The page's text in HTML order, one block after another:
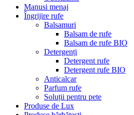
Manusi menaj
Îngrijire rufe
Balsamuri
Balsam de rufe
Balsam de rufe BIO
Detergenți
Detergent rufe
Detergent rufe BIO
Anticalcar
Parfum rufe
Soluții pentru pete
Produse de Lux